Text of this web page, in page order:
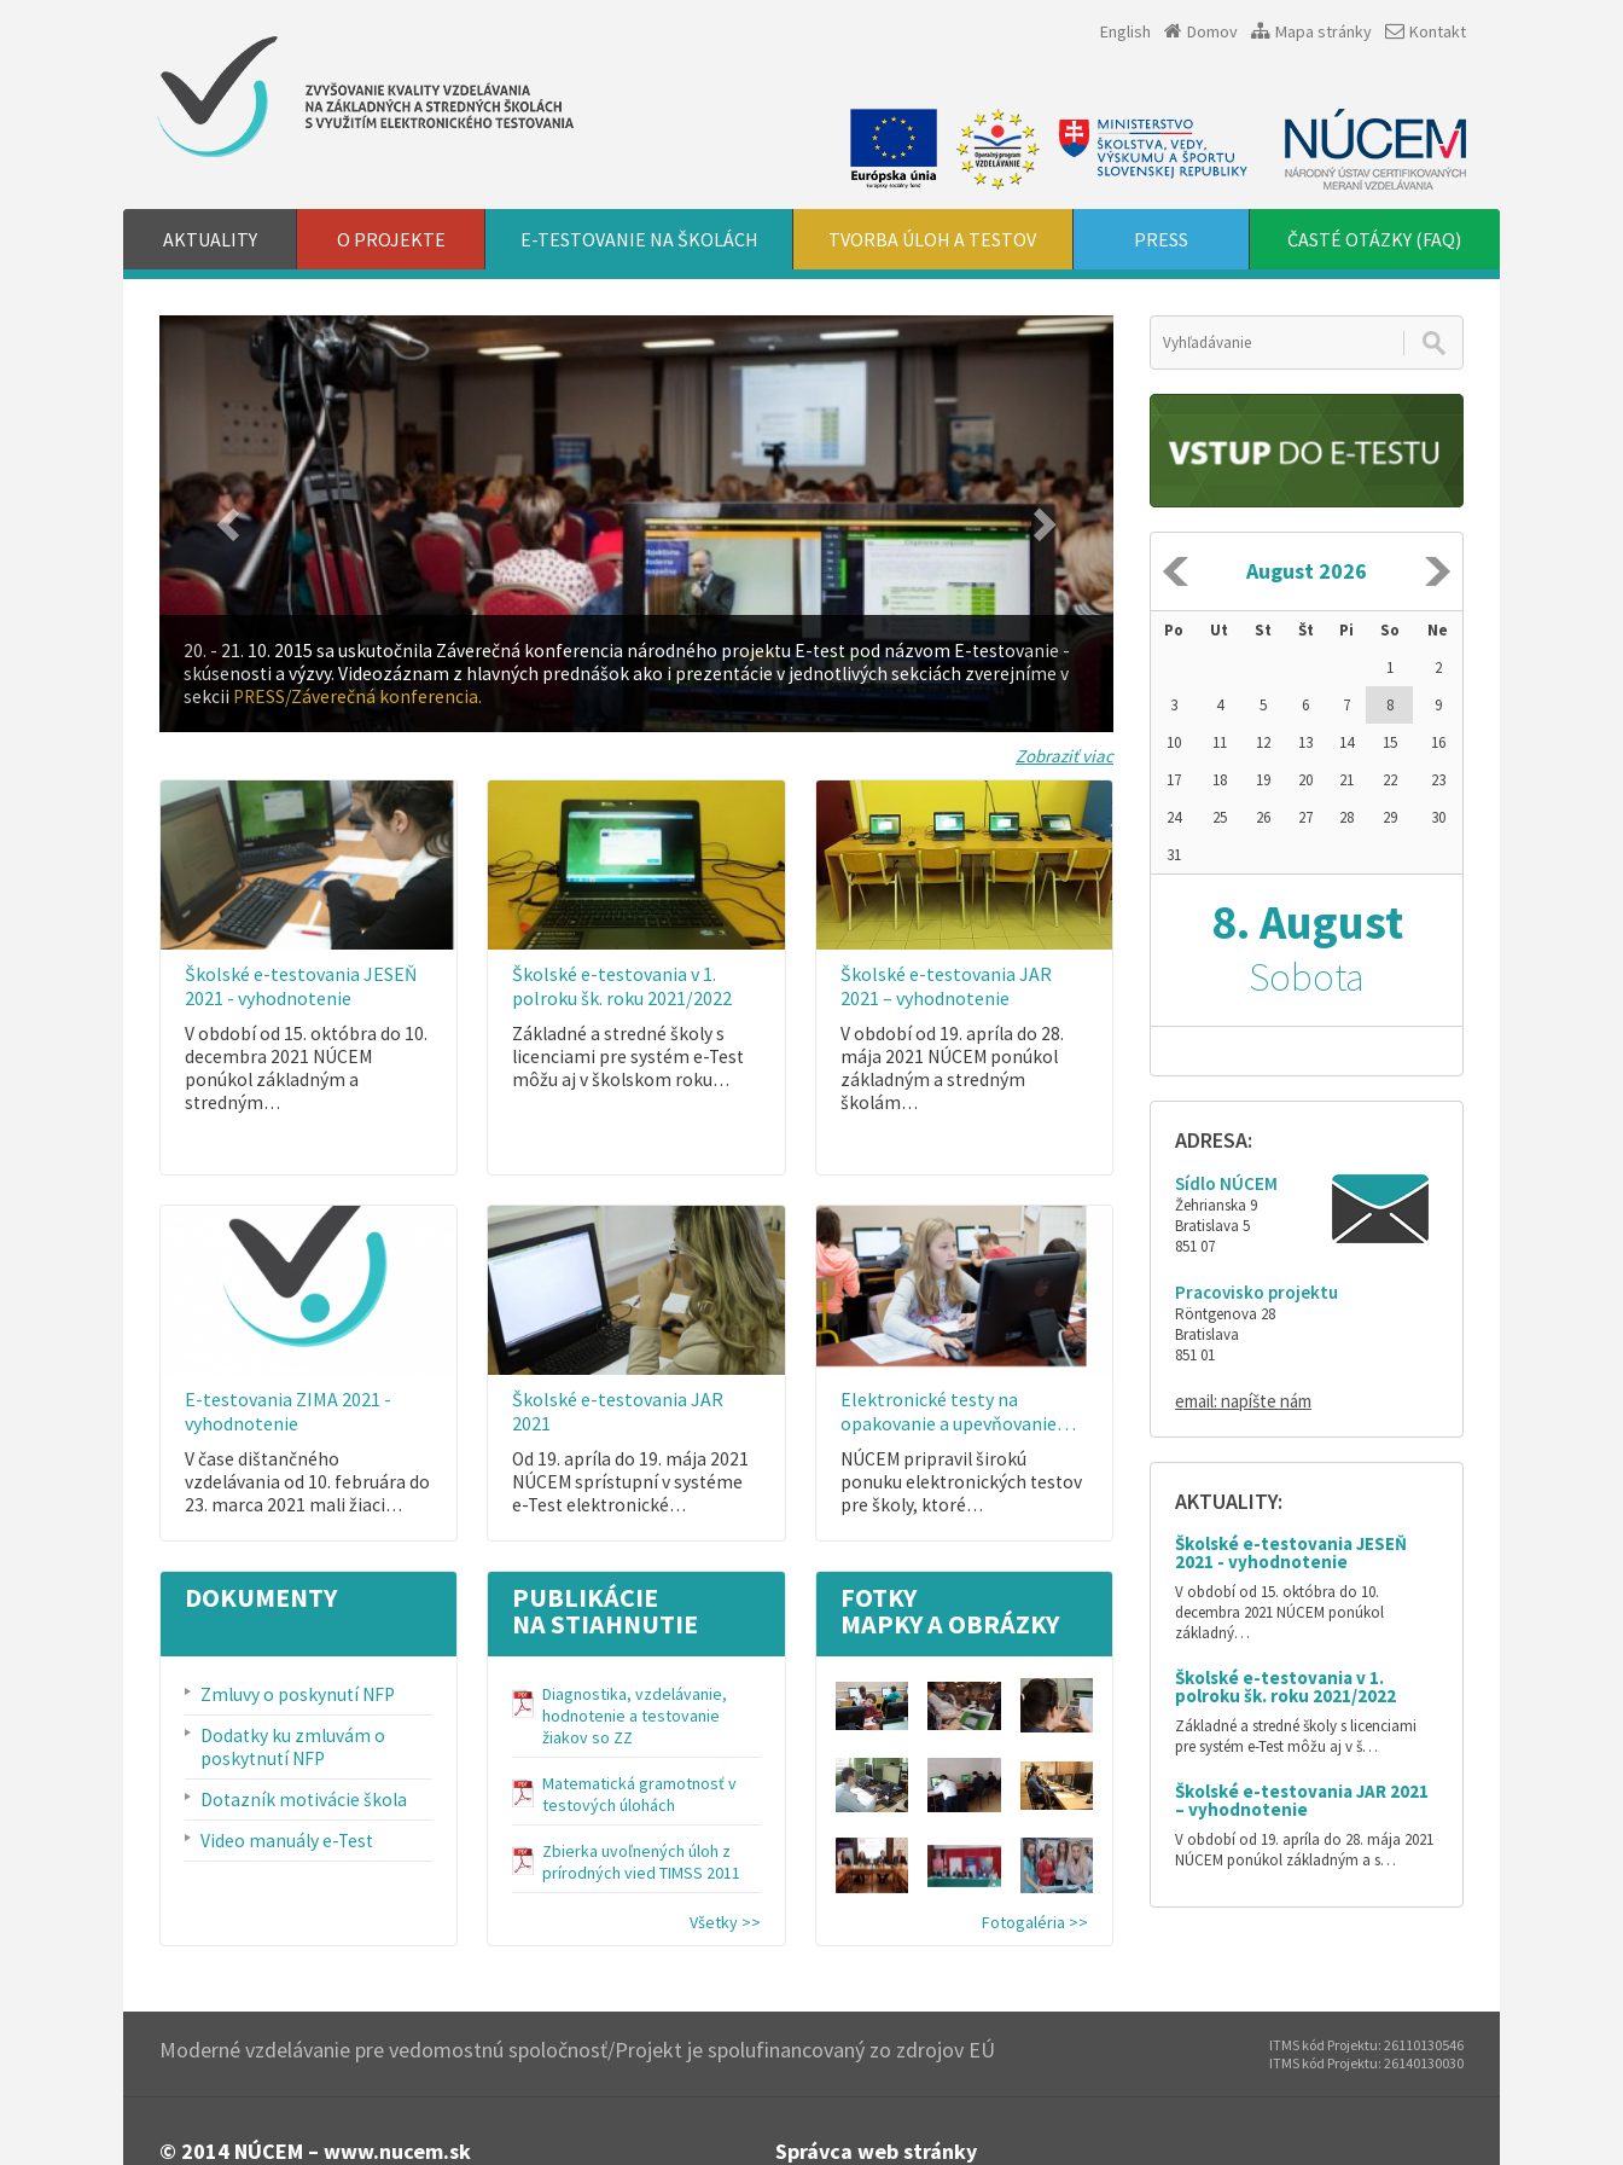
English Domov Mapa stránky Kontakt
AKTUALITY O PROJEKTE E-TESTOVANIE NA ŠKOLÁCH TVORBA ÚLOH A TESTOV PRESS ČASTÉ OTÁZKY (FAQ)
20. - 21. 10. 2015 sa uskutočnila Záverečná konferencia národného projektu E-test pod názvom E-testovanie -
skúsenosti a výzvy. Videozáznam z hlavných prednášok ako i prezentácie v jednotlivých sekciách zverejníme v
sekcii PRESS/Záverečná konferencia.
Previous Next
Zobraziť viac
Školské e-testovania JESEŇ
2021 - vyhodnotenie
V období od 15. októbra do 10.
decembra 2021 NÚCEM
ponúkol základným a
stredným…
Školské e-testovania v 1.
polroku šk. roku 2021/2022
Základné a stredné školy s
licenciami pre systém e-Test
môžu aj v školskom roku…
Školské e-testovania JAR
2021 – vyhodnotenie
V období od 19. apríla do 28.
mája 2021 NÚCEM ponúkol
základným a stredným
školám…
E-testovania ZIMA 2021 -
vyhodnotenie
V čase dištančného
vzdelávania od 10. februára do
23. marca 2021 mali žiaci…
Školské e-testovania JAR
2021
Od 19. apríla do 19. mája 2021
NÚCEM sprístupní v systéme
e-Test elektronické…
Elektronické testy na
opakovanie a upevňovanie…
NÚCEM pripravil širokú
ponuku elektronických testov
pre školy, ktoré…
DOKUMENTY
Zmluvy o poskynutí NFP
Dodatky ku zmluvám o
poskytnutí NFP
Dotazník motivácie škola
Video manuály e-Test
PUBLIKÁCIE
NA STIAHNUTIE
Diagnostika, vzdelávanie,
hodnotenie a testovanie
žiakov so ZZ
Matematická gramotnosť v
testových úlohách
Zbierka uvoľnených úloh z
prírodných vied TIMSS 2011
Všetky >>
FOTKY
MAPKY A OBRÁZKY
Fotogaléria >>
August 2026
Po Ut St Št Pi So
Ne
1
2
3
4 5 6 7 8
9
10
11 12 13 14 15
16
17
18 19 20 21 22
23
24
25 26 27 28 29
30
31
8. August
Sobota
ADRESA:
Sídlo NÚCEM
Žehrianska 9
Bratislava 5
851 07
Pracovisko projektu
Röntgenova 28
Bratislava
851 01
email: napíšte nám
AKTUALITY:
Školské e-testovania JESEŇ
2021 - vyhodnotenie
V období od 15. októbra do 10.
decembra 2021 NÚCEM ponúkol
základný…
Školské e-testovania v 1.
polroku šk. roku 2021/2022
Základné a stredné školy s licenciami
pre systém e-Test môžu aj v š…
Školské e-testovania JAR 2021
– vyhodnotenie
V období od 19. apríla do 28. mája 2021
NÚCEM ponúkol základným a s…
Moderné vzdelávanie pre vedomostnú spoločnosť/Projekt je spolufinancovaný zo zdrojov EÚ
ITMS kód Projektu: 26110130546
ITMS kód Projektu: 26140130030
© 2014 NÚCEM – www.nucem.sk Správca web stránky